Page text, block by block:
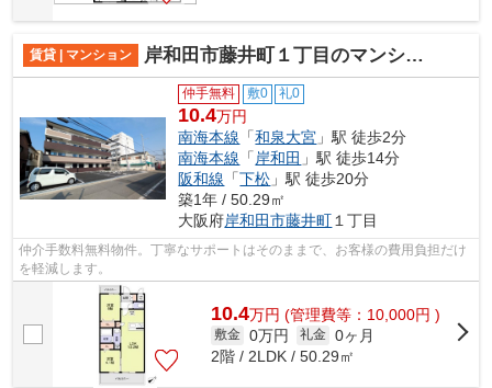
賃貸 | マンション 岸和田市藤井町１丁目のマンション
仲手無料 敷0 礼0
10.4万円
南海本線 「和泉大宮 」駅 徒歩2分
南海本線 「岸和田 」駅 徒歩14分
阪和線 「下松 」駅 徒歩20分
築1年 / 50.29㎡
大阪府岸和田市藤井町１丁目
仲介手数料無料物件。丁寧なサポートはそのままで、お客様の費用負担だけ
を軽減します。
10.4万円 (管理費等：10,000円 )
敷金 0万円 礼金 0ヶ月
2階 / 2LDK / 50.29㎡